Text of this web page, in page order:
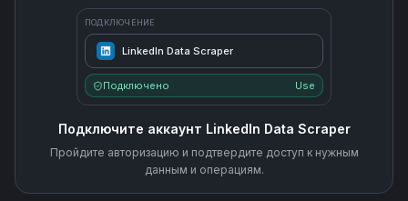
ПОДКЛЮЧЕНИЕ
LinkedIn Data Scraper
Подключено Use
Подключите аккаунт LinkedIn Data Scraper
Пройдите авторизацию и подтвердите доступ к нужным
данным и операциям.